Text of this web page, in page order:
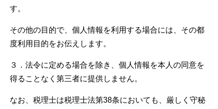
す。
その他の目的で、個人情報を利用する場合には、その都
度利用目的をお伝えします。
３．法令に定める場合を除き、個人情報を本人の同意を
得ることなく第三者に提供しません。
なお、税理士は税理士法第38条においても、厳しく守秘